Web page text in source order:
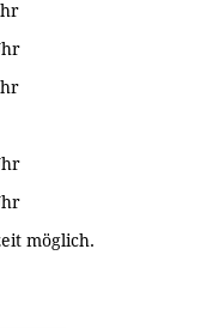
möglich.